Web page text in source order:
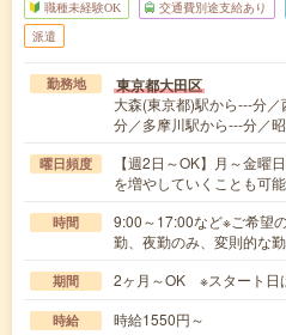
職種未経験OK 交通費別途支給あり
派遣
勤務地 東京都大田区
大森(東京都)駅から---分
分／多摩川駅から---分／
曜日頻度
【週2日～OK】月～金曜
を増やしていくことも可
時間
9:00～17:00など※ご希望
勤、夜勤のみ、変則的な
期間 2ヶ月～OK ※スタート日
時給 時給1550円～